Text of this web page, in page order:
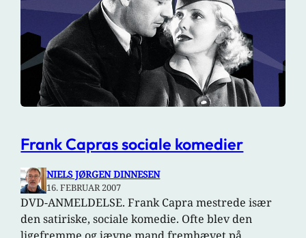
Frank Capras sociale komedier
NIELS JØRGEN DINNESEN
16. FEBRUAR 2007
DVD-ANMELDELSE. Frank Capra mestrede især
den satiriske, sociale komedie. Ofte blev den